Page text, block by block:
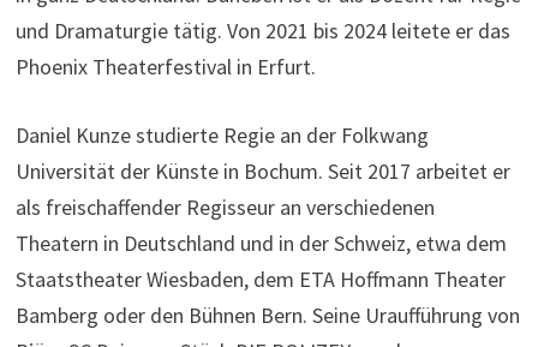
und Dramaturgie tätig. Von 2021 bis 2024 leitete er das
Phoenix Theaterfestival in Erfurt.
Daniel Kunze studierte Regie an der Folkwang
Universität der Künste in Bochum. Seit 2017 arbeitet er
als freischaffender Regisseur an verschiedenen
Theatern in Deutschland und in der Schweiz, etwa dem
Staatstheater Wiesbaden, dem ETA Hoffmann Theater
Bamberg oder den Bühnen Bern. Seine Uraufführung von